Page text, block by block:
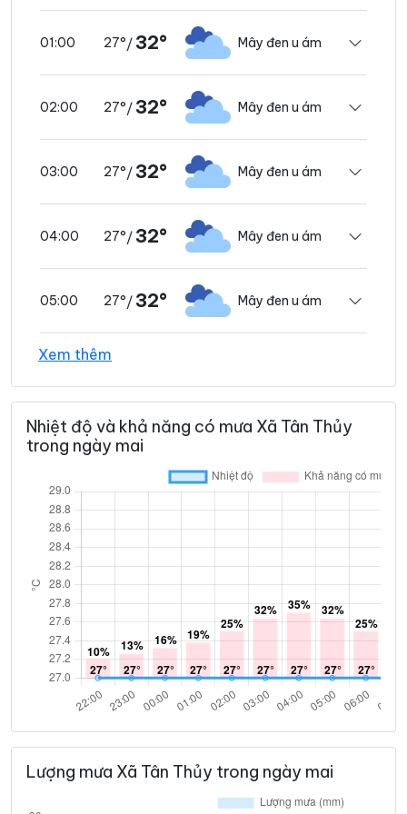
01:00 27°/ 32° Mây đen u ám
02:00 27°/ 32° Mây đen u ám
03:00 27°/ 32° Mây đen u ám
04:00 27°/ 32° Mây đen u ám
05:00 27°/ 32° Mây đen u ám
06:00 27°
07:00 27°/32° Mây đen u ám
08:00 28°/32° Mây đen u ám
09:00
10:00 30°/33° Mây đen u ám
31° /34° Mây đen u ám
12:00 31° 34° Mưa rào nhẹ
Xem thêm
Nhiệt độ và khả năng có mưa Xã Tân Thủy
trong ngày mai
Lượng mưa Xã Tân Thủy trong ngày mai